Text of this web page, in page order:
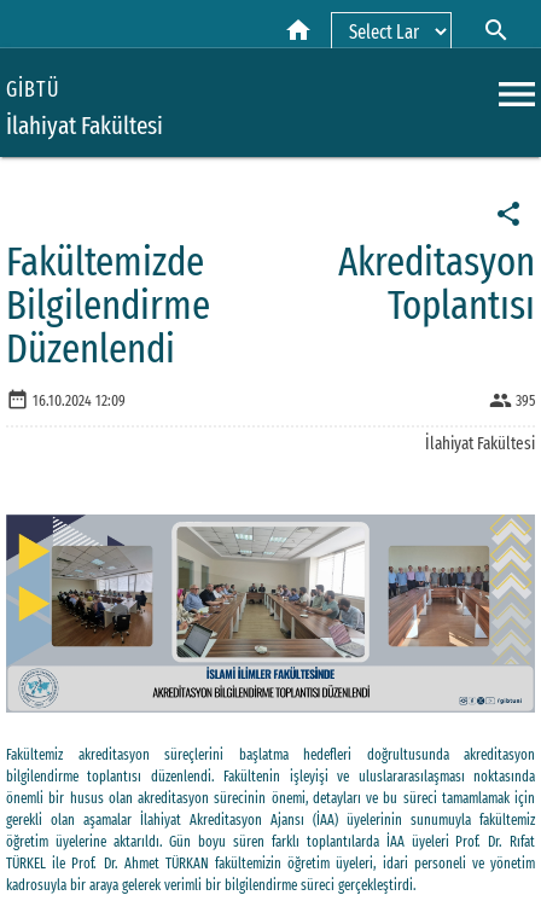
home search
GİBTÜ
İlahiyat Fakültesi
menu
share
Fakültemizde Akreditasyon
Bilgilendirme Toplantısı
Düzenlendi
date_range 16.10.2024 12:09 people 395
İlahiyat Fakültesi
Fakültemiz akreditasyon süreçlerini başlatma hedefleri doğrultusunda akreditasyon
bilgilendirme toplantısı düzenlendi. Fakültenin işleyişi ve uluslararasılaşması noktasında
önemli bir husus olan akreditasyon sürecinin önemi, detayları ve bu süreci tamamlamak için
gerekli olan aşamalar İlahiyat Akreditasyon Ajansı (İAA) üyelerinin sunumuyla fakültemiz
öğretim üyelerine aktarıldı. Gün boyu süren farklı toplantılarda İAA üyeleri Prof. Dr. Rıfat
TÜRKEL ile Prof. Dr. Ahmet TÜRKAN fakültemizin öğretim üyeleri, idari personeli ve yönetim
kadrosuyla bir araya gelerek verimli bir bilgilendirme süreci gerçekleştirdi.